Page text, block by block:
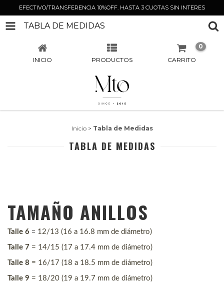
EFECTIVO/TRANSFERENCIA 10%OFF. HASTA 3 CUOTAS SIN INTERES
TABLA DE MEDIDAS
INICIO PRODUCTOS CARRITO
0
Inicio > Tabla de Medidas
TABLA DE MEDIDAS
TAMAÑO ANILLOS
Talle 6 = 12/13 (16 a 16.8 mm de diámetro)
Talle 7 = 14/15 (17 a 17.4 mm de diámetro)
Talle 8 = 16/17 (18 a 18.5 mm de diámetro)
Talle 9 = 18/20 (19 a 19.7 mm de diámetro)